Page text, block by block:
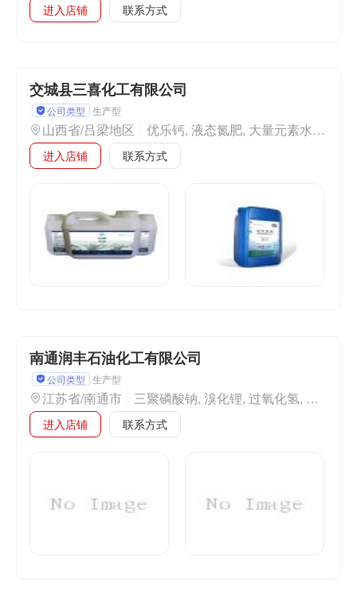
进入店铺 联系方式
交城县三喜化工有限公司
公司类型 生产型
山西省/吕梁地区 优乐钙, 液态氮肥, 大量元素水溶肥, 中量元素水溶肥 喜优镁, 中量元素水溶肥硝酸钙镁, 液体钙镁, 钙镁肥, 镁盐, 钙盐, 农业用硝酸铵钙,
进入店铺 联系方式
南通润丰石油化工有限公司
公司类型 生产型
江苏省/南通市 三聚磷酸钠, 溴化锂, 过氧化氢, 羟乙基乙二胺, PA, PMA, 亚硝酸钠, 甲胺乙醇溶液, 水合肼, 高纯硝酸钡,
进入店铺 联系方式